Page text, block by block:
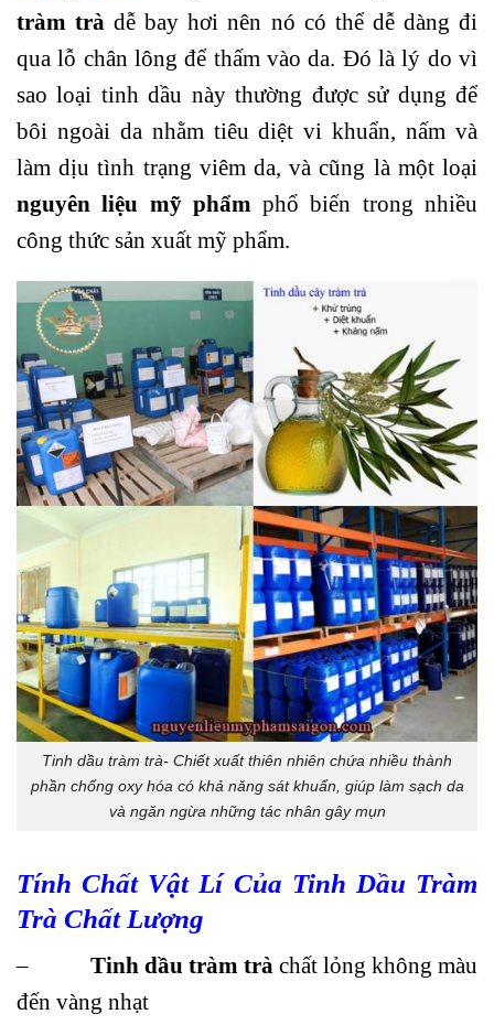
tràm trà dễ bay hơi nên nó có thể dễ dàng đi
qua lỗ chân lông để thấm vào da. Đó là lý do vì
sao loại tinh dầu này thường được sử dụng để
bôi ngoài da nhằm tiêu diệt vi khuẩn, nấm và
làm dịu tình trạng viêm da, và cũng là một loại
nguyên liệu mỹ phẩm phổ biến trong nhiều
công thức sản xuất mỹ phẩm.
Tinh dầu tràm trà- Chiết xuất thiên nhiên chứa nhiều thành
phần chống oxy hóa có khả năng sát khuẩn, giúp làm sạch da
và ngăn ngừa những tác nhân gây mụn
Tính Chất Vật Lí Của Tinh Dầu Tràm
Trà Chất Lượng
– Tinh dầu tràm trà chất lỏng không màu
đến vàng nhạt